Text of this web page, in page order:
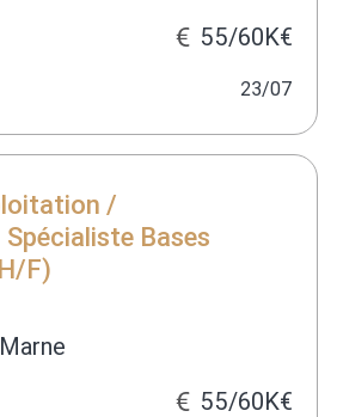
55/60K€
23/07
/
Bases
F)
55/60K€